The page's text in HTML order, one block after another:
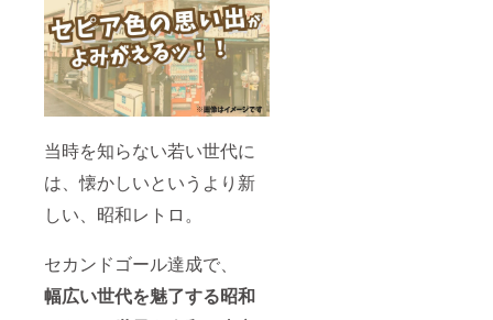
当時を知らない若い世代に
は、懐かしいというより新
しい、昭和レトロ。
セカンドゴール達成で、
幅広い世代を魅了する昭和